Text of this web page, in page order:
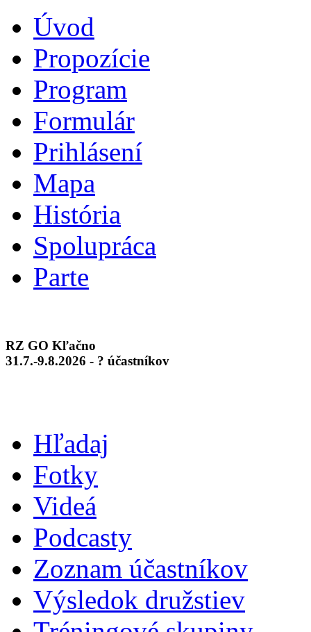
Úvod
Propozície
Program
Formulár
Prihlásení
Mapa
História
Spolupráca
Parte
RZ GO Kľačno
31.7.-9.8.2026 - ? účastníkov
Hľadaj
Fotky
Videá
Podcasty
Zoznam účastníkov
Výsledok družstiev